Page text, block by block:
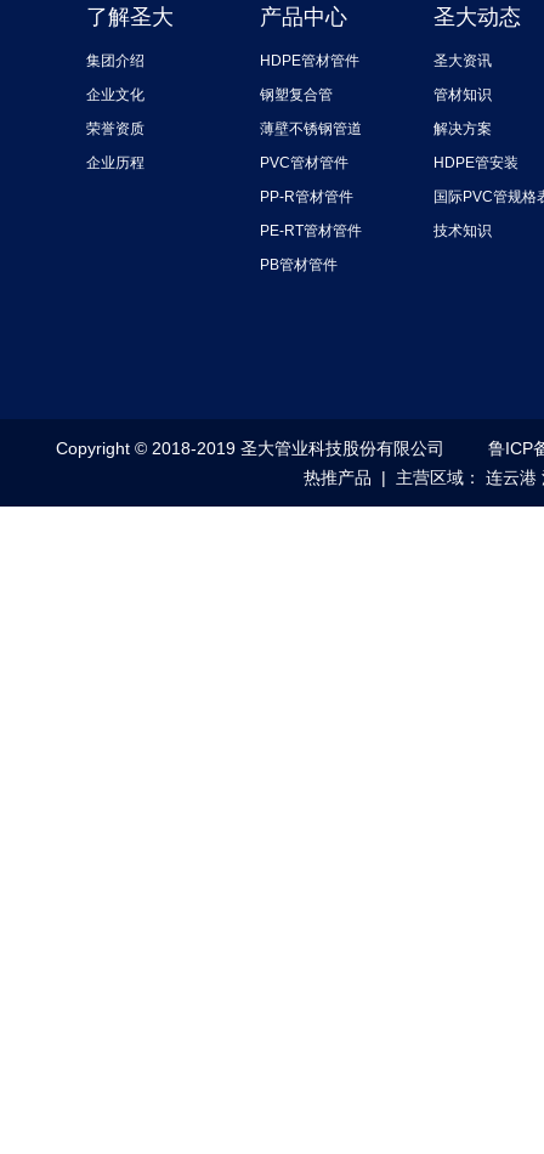
了解圣大
集团介绍
企业文化
荣誉资质
企业历程
产品中心
HDPE管材管件
钢塑复合管
薄壁不锈钢管道
PVC管材管件
PP-R管材管件
PE-RT管材管件
PB管材管件
圣大动态
圣大资讯
管材知识
解决方案
HDPE管安装
国际PVC管规格
技术知识
Copyright © 2018-2019 圣大管业科技股份有限公司 鲁ICP
热推产品 | 主营区域： 连云港